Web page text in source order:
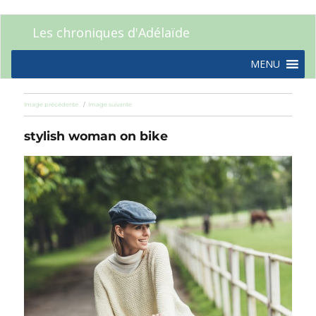
Les chroniques d'Adélaïde
MENU
Image précédente Image suivante
stylish woman on bike